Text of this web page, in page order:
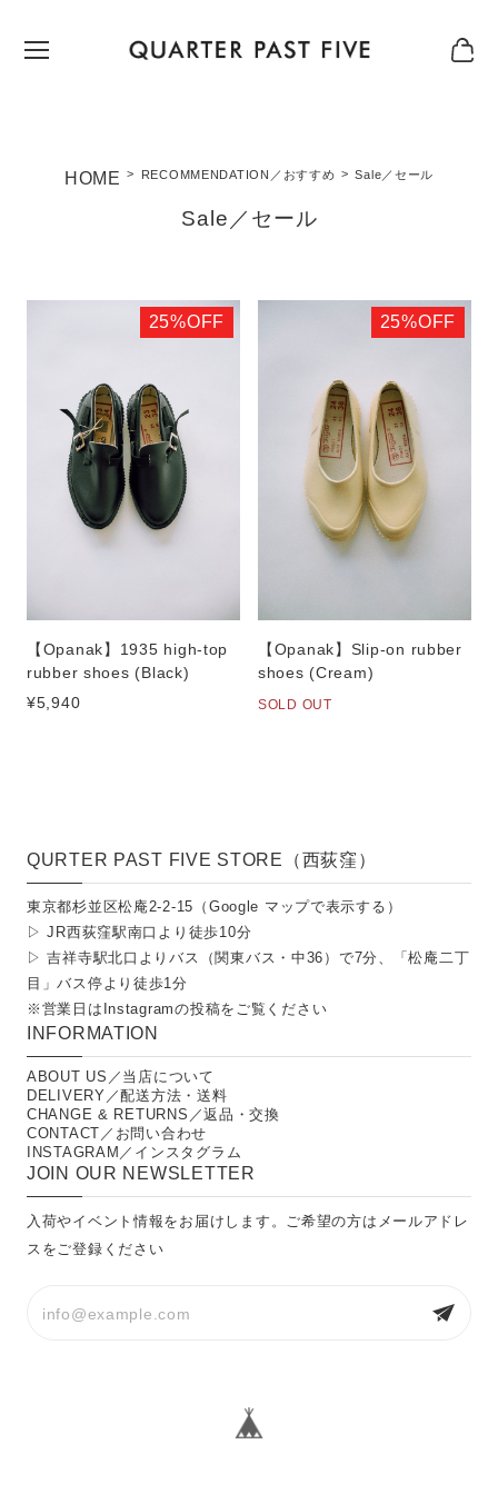
RECOMMENDATION／おすすめ Sale／セール
Sale／セール
25%OFF
【Opanak】1935 high-top
rubber shoes (Black)
¥5,940
25%OFF
【Opanak】Slip-on rubber
shoes (Cream)
SOLD OUT
QURTER PAST FIVE STORE（西荻窪）
東京都杉並区松庵2-2-15（ Google マップで表示する ）
▷ JR西荻窪駅南口より徒歩10分
▷ 吉祥寺駅北口よりバス（関東バス・中36）で7分、「松庵二丁
目」バス停より徒歩1分
※営業日は Instagramの投稿をご覧ください
INFORMATION
ABOUT US／当店について
DELIVERY／配送方法・送料
CHANGE & RETURNS／返品・交換
CONTACT／お問い合わせ
INSTAGRAM／インスタグラム
JOIN OUR NEWSLETTER
入荷やイベント情報をお届けします。ご希望の方はメールアドレ
スをご登録ください